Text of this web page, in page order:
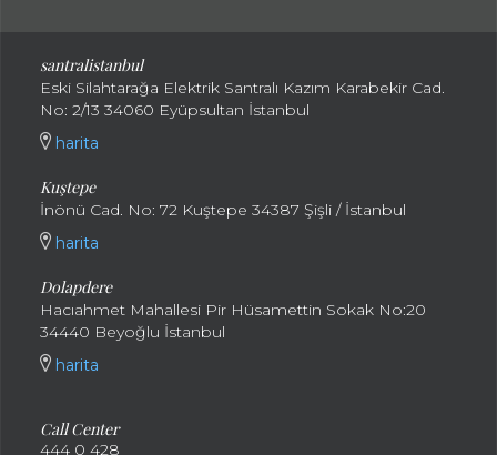
santralistanbul
Eski Silahtarağa Elektrik Santralı Kazım Karabekir Cad.
No: 2/13 34060 Eyüpsultan İstanbul
harita
Kuştepe
İnönü Cad. No: 72 Kuştepe 34387 Şişli / İstanbul
harita
Dolapdere
Hacıahmet Mahallesi Pir Hüsamettin Sokak No:20
34440 Beyoğlu İstanbul
harita
Call Center
444 0 428